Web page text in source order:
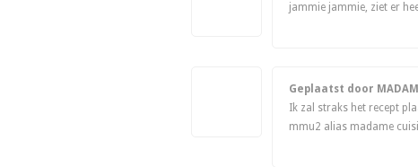
jammie jammie, ziet er
Geplaatst door
Ik zal straks het recept
mmu2 alias madame